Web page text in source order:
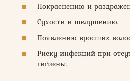
Покраснению и
Сухости и шелушению.
Появлению вросших
Риску инфекций при
гигиены.